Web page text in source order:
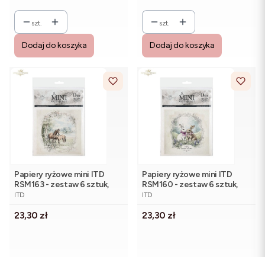
szt.
Dodaj do koszyka
szt.
Dodaj do koszyka
Papiery ryżowe mini ITD
RSM163 - zestaw 6 sztuk,
Konie, Krówki
PRODUCENT
ITD
Cena
23,30 zł
Papiery ryżowe mini ITD
RSM160 - zestaw 6 sztuk,
Para Zajączków
PRODUCENT
ITD
Cena
23,30 zł